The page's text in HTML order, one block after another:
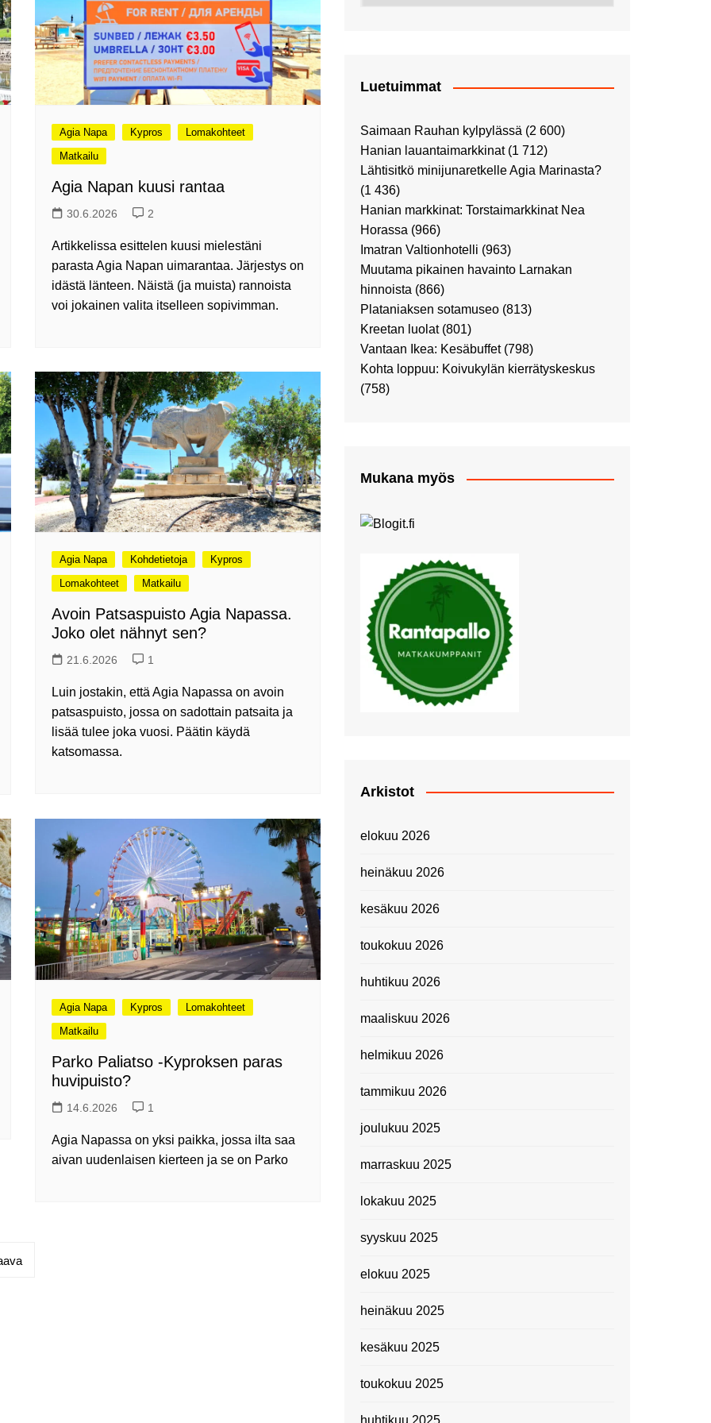
Diktin luola Kreetalla
Kreetan isoin akvaario:
Cretaquarium Gournesissa
Potamoksen ranta Maliassa
Hersonissoksessa
kesäkauden 2022 alussa
Hanian länsipuolen lähirannat
Iraklionin arkeologinen
museo
Plataniaksen sotamuseo
Kreetan kasvitieteellinen
puisto & puutarha
Toisena pääsiäispäivänä
Prevelin palmuranta ja
Kourtalioti rotko
Spinalonga
Koettua Kreetalla: Paikallinen
mobiili internet
Hanian lauantaimarkkinat
Kreetan nähtävyyksiä:
Knossos
Mobiililaajakaistan
metsästys ja Thériso
Réthymno
Hanian markkinat:
Horassa
Kalyves ja paluumatkalla
Aptera Koulesin linnoitus
Apteran muinaisalue
Vuoden ensimmäinen
Kreikan matka
Kaaressa
Vierailulla Hakasalmen
huvilalla
jatkuu
XPRSillä
Peppi Pitkätossu -
Tutustu Vuoden Luontokuviin
Kulttuuria Kaaressa
Aikamatka 80-luvulle: I love
Kirjamessut sekä Viini &
Ruoka 2024
Muutosten tuulet puhaltavat
Nyt pääsee Palettilammelle!
Kesäretki kartanolle
The Tall Ships Races
Helsinki 2024
Street Art -pyhiinvaelluksella
Agia Napa Kypros
Lomakohteet
Matkailu
Agia Napan kuusi rantaa
30.6.2026 2
Artikkelissa esittelen kuusi mielestäni
parasta Agia Napan uimarantaa. Järjestys on
idästä länteen. Näistä (ja muista) rannoista
voi jokainen valita itselleen sopivimman.
Agia Napa Kohdetietoja
Kypros
Lomakohteet
Matkailu
Avoin Patsaspuisto Agia Napassa.
Joko olet nähnyt sen?
21.6.2026 1
Luin jostakin, että Agia Napassa on avoin
patsaspuisto, jossa on sadottain patsaita ja
lisää tulee joka vuosi. Päätin käydä
katsomassa.
Agia Napa Kypros
Lomakohteet
Matkailu
Parko Paliatso -Kyproksen paras
huvipuisto?
14.6.2026 1
Agia Napassa on yksi paikka, jossa ilta saa
aivan uudenlaisen kierteen ja se on Parko
Luetuimmat
Saimaan Rauhan kylpylässä (2 600)
Hanian lauantaimarkkinat (1 712)
Lähtisitkö minijunaretkelle Agia Marinasta?
(1 436)
Hanian markkinat: Torstaimarkkinat Nea
Horassa (966)
Imatran Valtionhotelli (963)
Muutama pikainen havainto Larnakan
hinnoista (866)
Plataniaksen sotamuseo (813)
Kreetan luolat (801)
Vantaan Ikea: Kesäbuffet (798)
Kohta loppuu: Koivukylän kierrätyskeskus
(758)
Mukana myös
Arkistot
elokuu 2026
heinäkuu 2026
kesäkuu 2026
toukokuu 2026
huhtikuu 2026
maaliskuu 2026
helmikuu 2026
tammikuu 2026
joulukuu 2025
marraskuu 2025
lokakuu 2025
syyskuu 2025
elokuu 2025
heinäkuu 2025
kesäkuu 2025
toukokuu 2025
huhtikuu 2025